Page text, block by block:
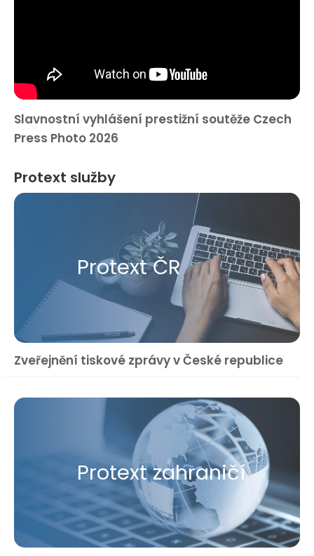
Slavnostní vyhlášení prestižní soutěže Czech
Press Photo 2026
Protext služby
Protext ČR
Zveřejnění tiskové zprávy v České republice
Protext zahraničí